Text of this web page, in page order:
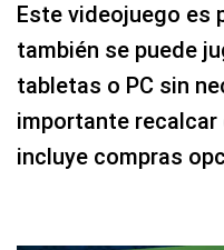
Este videojuego es
también se puede
tabletas o PC sin
importante
incluye compras